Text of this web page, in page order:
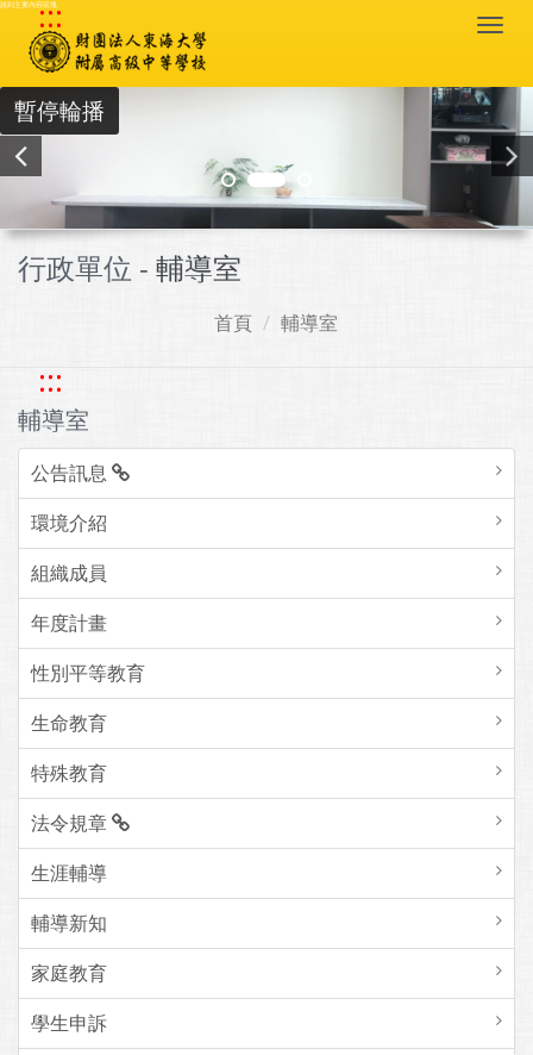
跳到主要內容區塊
:::
暫停輪播
行政單位 - 輔導室
首頁 輔導室
:::
輔導室
公告訊息
環境介紹
組織成員
年度計畫
性別平等教育
生命教育
特殊教育
法令規章
生涯輔導
輔導新知
家庭教育
學生申訴